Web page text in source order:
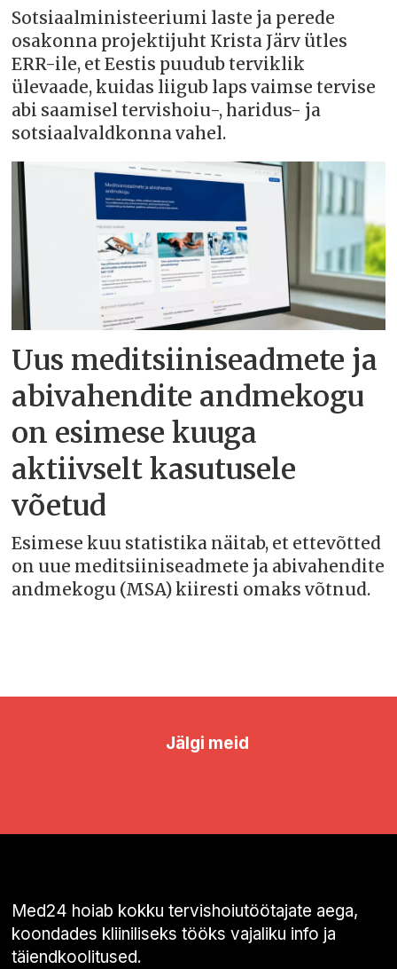
Sotsiaalministeeriumi laste ja perede
osakonna projektijuht Krista Järv ütles
ERR-ile, et Eestis puudub terviklik
ülevaade, kuidas liigub laps vaimse tervise
abi saamisel tervishoiu-, haridus- ja
sotsiaalvaldkonna vahel.
Uus meditsiiniseadmete ja
abivahendite andmekogu
on esimese kuuga
aktiivselt kasutusele
võetud
Esimese kuu statistika näitab, et ettevõtted
on uue meditsiiniseadmete ja abivahendite
andmekogu (MSA) kiiresti omaks võtnud.
Jälgi meid
Med24 hoiab kokku tervishoiutöötajate aega,
koondades kliiniliseks tööks vajaliku info ja
täiendkoolitused.